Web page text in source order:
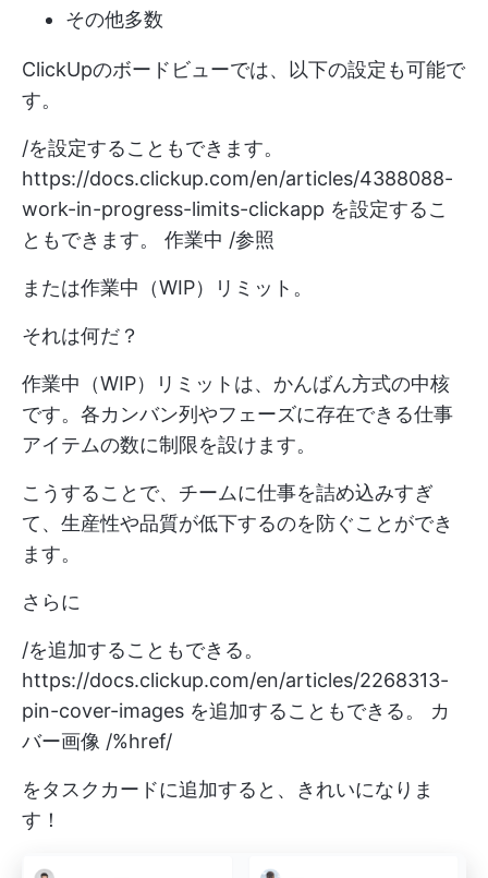
その他多数
ClickUpのボードビューでは、以下の設定も可能で
す。
/を設定することもできます。
https://docs.clickup.com/en/articles/4388088-
work-in-progress-limits-clickapp を設定するこ
ともできます。 作業中 /参照
または作業中（WIP）リミット。
それは何だ？
作業中（WIP）リミットは、かんばん方式の中核
です。各カンバン列やフェーズに存在できる仕事
アイテムの数に制限を設けます。
こうすることで、チームに仕事を詰め込みすぎ
て、生産性や品質が低下するのを防ぐことができ
ます。
さらに
/を追加することもできる。
https://docs.clickup.com/en/articles/2268313-
pin-cover-images を追加することもできる。 カ
バー画像 /%href/
をタスクカードに追加すると、きれいになりま
す！